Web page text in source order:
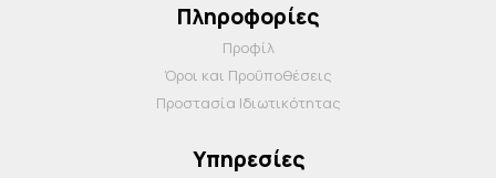
Πληροφορίες
Προφίλ
Όροι και Προΰποθέσεις
Προστασία Ιδιωτικότητας
Υπηρεσίες